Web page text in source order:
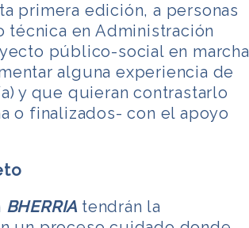
primera edición, a personas
en Administración
público-social en marcha
alguna experiencia de
y que quieran contrastarlo
o finalizados- con el apoyo
BHERRIA tendrán la